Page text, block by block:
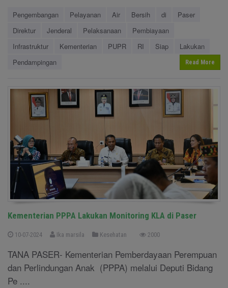
Pengembangan Pelayanan Air Bersih di
Paser
Direktur
Jenderal Pelaksanaan
Pembiayaan
Infrastruktur
Kementerian PUPR RI Siap
Lakukan
Pendampingan
Read More
Kementerian PPPA Lakukan Monitoring KLA di Paser
10-07-2024 Ika marsila Kesehatan 2000
TANA PASER- Kementerian Pemberdayaan Perempuan
dan Perlindungan Anak (PPPA) melalui Deputi Bidang
Pe ....